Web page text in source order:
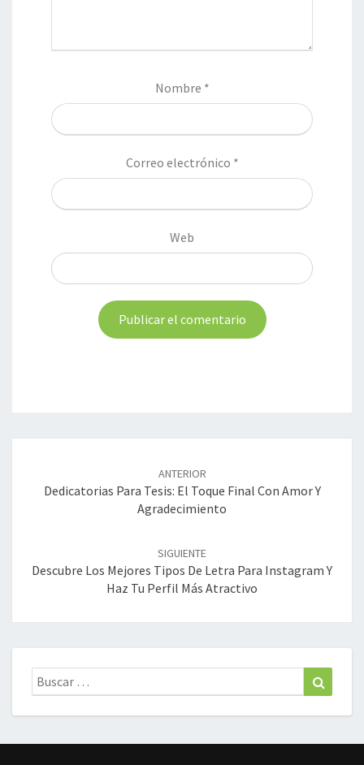
Nombre *
Correo electrónico *
Web
entradas
ANTERIOR
Dedicatorias Para Tesis: El Toque Final Con Amor Y
Agradecimiento
SIGUIENTE
Descubre Los Mejores Tipos De Letra Para Instagram Y
Haz Tu Perfil Más Atractivo
Buscar: